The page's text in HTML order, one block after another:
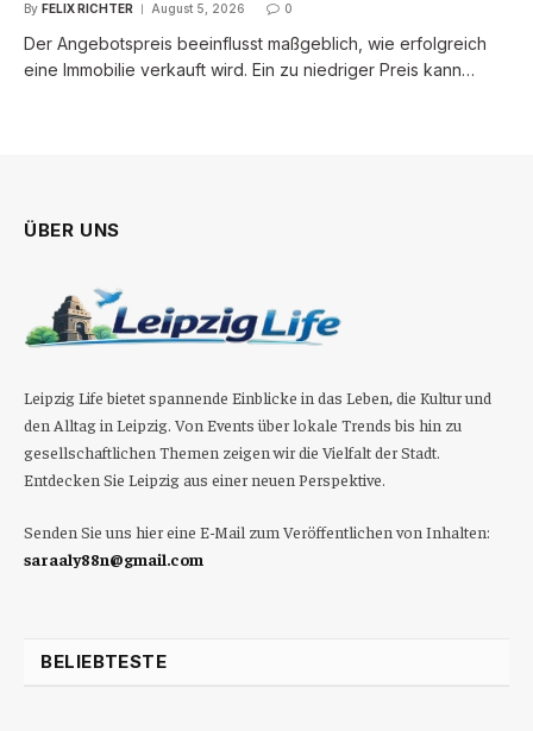
By FELIX RICHTER August 5, 2026 0
Der Angebotspreis beeinflusst maßgeblich, wie erfolgreich
eine Immobilie verkauft wird. Ein zu niedriger Preis kann…
ÜBER UNS
Leipzig Life bietet spannende Einblicke in das Leben, die Kultur und
den Alltag in Leipzig. Von Events über lokale Trends bis hin zu
gesellschaftlichen Themen zeigen wir die Vielfalt der Stadt.
Entdecken Sie Leipzig aus einer neuen Perspektive.
Senden Sie uns hier eine E-Mail zum Veröffentlichen von Inhalten:
saraaly88n@gmail.com
BELIEBTESTE